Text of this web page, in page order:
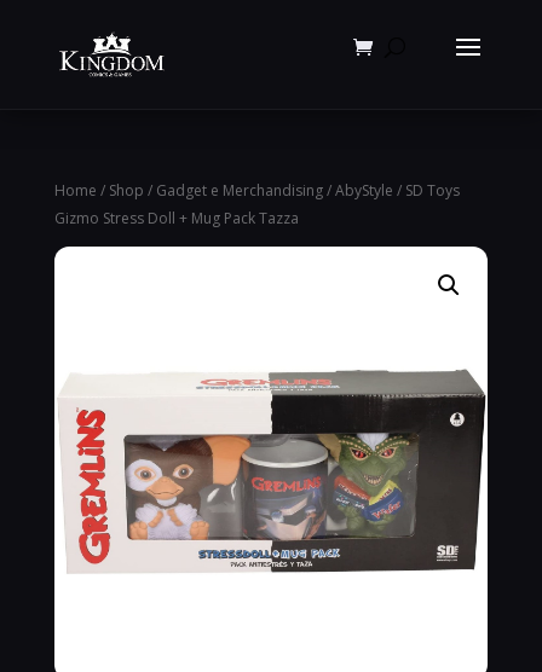
Home / Shop / Gadget e Merchandising/AbyStyle / SD Toys
Gizmo Stress Doll + Mug Pack Tazza